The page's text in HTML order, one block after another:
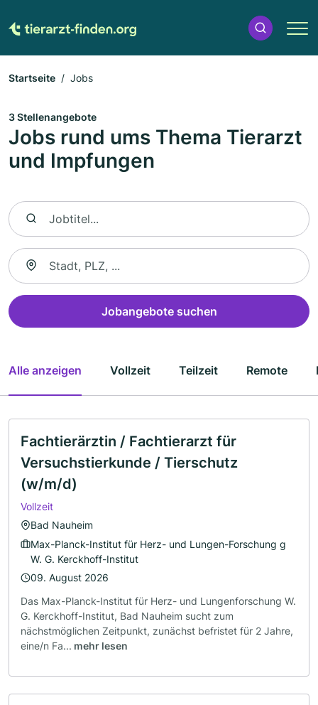
Startseite Jobs
3 Stellenangebote
Jobs rund ums Thema Tierarzt
und Impfungen
Nach Jobtitel suchen
Suche nach Ort
Jobangebote suchen
Alle anzeigen Vollzeit Teilzeit Remote
Fachtierärztin / Fachtierarzt für
Versuchstierkunde / Tierschutz
(w/m/d)
Vollzeit
Bad Nauheim
Max-Planck-Institut für Herz- und Lungen-Forschung g
W. G. Kerckhoff-Institut
09. August 2026
Das Max-Planck-Institut für Herz- und Lungenforschung W.
G. Kerckhoff-Institut, Bad Nauheim sucht zum
nächstmöglichen Zeitpunkt, zunächst befristet für 2 Jahre,
eine/n Fa... mehr lesen